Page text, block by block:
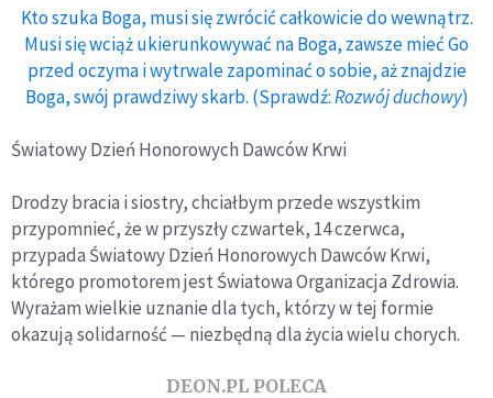
Kto szuka Boga, musi się zwrócić całkowicie do wewnątrz.
Musi się wciąż ukierunkowywać na Boga, zawsze mieć Go
przed oczyma i wytrwale zapominać o sobie, aż znajdzie
Boga, swój prawdziwy skarb. (Sprawdź:Rozwój duchowy)
Światowy Dzień Honorowych Dawców Krwi
Drodzy bracia i siostry, chciałbym przede wszystkim
przypomnieć, że w przyszły czwartek, 14 czerwca,
przypada Światowy Dzień Honorowych Dawców Krwi,
którego promotorem jest Światowa Organizacja Zdrowia.
Wyrażam wielkie uznanie dla tych, którzy w tej formie
okazują solidarność — niezbędną dla życia wielu chorych.
DEON.PL POLECA